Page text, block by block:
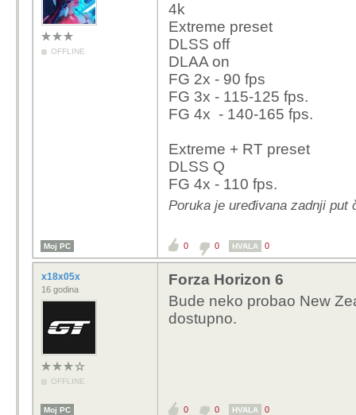
OFFLINE
4k
Extreme preset
DLSS off
DLAA on
FG 2x - 90 fps
FG 3x - 115-125 fps.
FG 4x - 140-165 fps.
Extreme + RT preset
DLSS Q
FG 4x - 110 fps.
Poruka je uređivana zadnji put
Moj PC 0 0 HVALA 0
x18x05x
16 godina
OFFLINE
Forza Horizon 6
Bude neko probao New
dostupno.
Moj PC 0 0 HVALA 0